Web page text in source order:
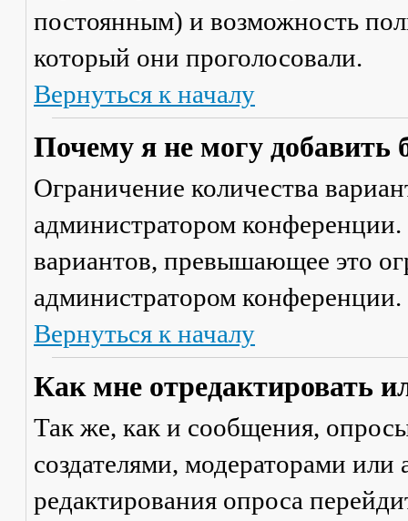
постоянным) и возможность
который они проголосовали.
Вернуться к началу
Почему я не могу добавить
Ограничение количества
администратором
вариантов, превышающее это
администратором конференции.
Вернуться к началу
Как мне отредактировать
Так же, как и сообщения,
создателями, модераторами
редактирования опроса